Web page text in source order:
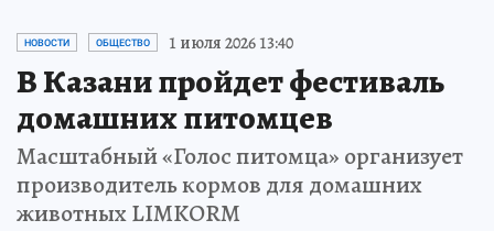
НОВОСТИ ОБЩЕСТВО 1 июля 2026 13:40
В Казани пройдет фестиваль
домашних питомцев
Масштабный «Голос питомца» организует
производитель кормов для домашних
животных LIMKORM